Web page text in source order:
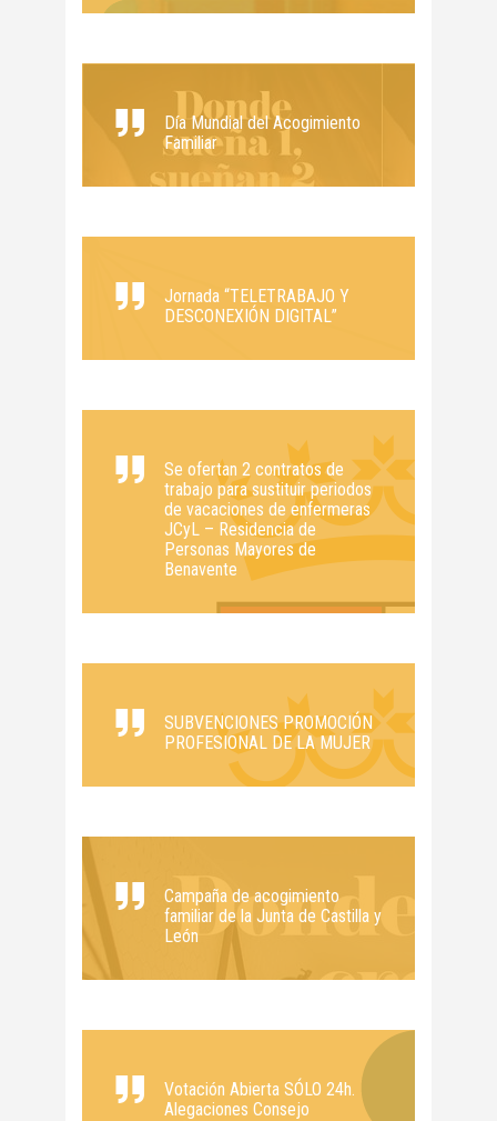
Día Mundial del Acogimiento
Familiar
Jornada “TELETRABAJO Y
DESCONEXIÓN DIGITAL”
Se ofertan 2 contratos de
trabajo para sustituir periodos
de vacaciones de enfermeras
JCyL – Residencia de
Personas Mayores de
Benavente
SUBVENCIONES PROMOCIÓN
PROFESIONAL DE LA MUJER
Campaña de acogimiento
familiar de la Junta de Castilla y
León
Votación Abierta SÓLO 24h.
Alegaciones Consejo